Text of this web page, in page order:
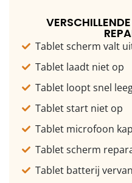
Tablet scherm valt
Tablet laadt niet op
Tablet loopt snel
Tablet start niet op
Tablet microfoon
Tablet scherm
Tablet batterij